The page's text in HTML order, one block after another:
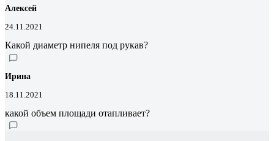
Алексей
24.11.2021
Какой диаметр нипеля под рукав?
Ирина
18.11.2021
какой объем площади отапливает?